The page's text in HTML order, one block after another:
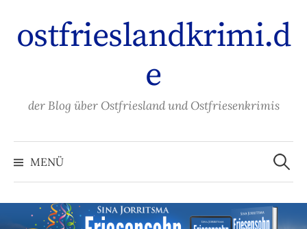
Inhalt
überspringen
ostfrieslandkrimi.d
e
der Blog über Ostfriesland und Ostfriesenkrimis
MENÜ
Suchen
nach: